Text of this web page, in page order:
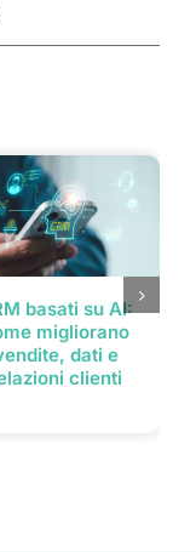
basati su AI:
migliorano
dati e
clienti